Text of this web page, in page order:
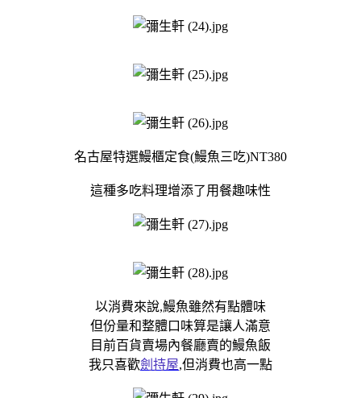
名古屋特選鰻櫃定食(鰻魚三吃)NT380
這種多吃料理增添了用餐趣味性
以消費來說,鰻魚雖然有點體味
但份量和整體口味算是讓人滿意
目前百貨賣場內餐廳賣的鰻魚飯
我只喜歡劍持屋,但消費也高一點